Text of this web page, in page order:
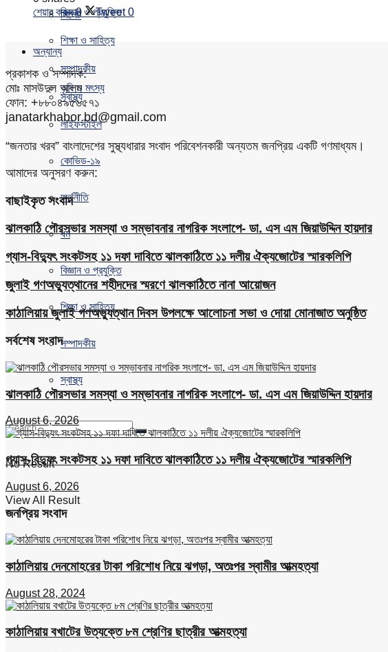
বিজ্ঞান ও প্রযুক্তি
শিক্ষা ও সাহিত্য
সম্পাদকীয়
স্বাস্থ্য
সিলেট
অন্যান্য
কৃষি ও মৎস্য
লাইফস্টাইল
কোভিড-১৯
অর্থনীতি
ধর্ম
বিজ্ঞান ও প্রযুক্তি
শিক্ষা ও সাহিত্য
সম্পাদকীয়
স্বাস্থ্য
No Result
View All Result
শেয়ার করুন 0 Tweet 0
প্রকাশক ও সম্পাদক:
মোঃ মাসউদুল আলম
ফোন: +৮৮০৪৯৫৬৫৭১
janatarkhabor.bd@gmail.com
“জনতার খরব” বাংলাদেশের সুস্থ্যধারার সংবাদ পরিবেশনকারী অন্যতম জনপ্রিয় একটি গণমাধ্যম।
আমাদের অনুসরণ করুন:
বাছাইকৃত সংবাদ
ঝালকাঠি পৌরসভার সমস্যা ও সম্ভাবনার নাগরিক সংলাপে- ডা. এস এম জিয়াউদ্দিন হায়দার
গ্যাস-বিদ্যুৎ সংকটসহ ১১ দফা দাবিতে ঝালকাঠিতে ১১ দলীয় ঐক্যজোটের স্মারকলিপি
জুলাই গণঅভ্যুত্থানের শহীদদের স্মরণে ঝালকাঠিতে নানা আয়োজন
কাঠালিয়ায় জুলাই গণঅভ্যুত্থান দিবস উপলক্ষে আলোচনা সভা ও দোয়া মোনাজাত অনুষ্ঠিত
সর্বশেষ সংবাদ
ঝালকাঠি পৌরসভার সমস্যা ও সম্ভাবনার নাগরিক সংলাপে- ডা. এস এম জিয়াউদ্দিন হায়দার
August 6, 2026
গ্যাস-বিদ্যুৎ সংকটসহ ১১ দফা দাবিতে ঝালকাঠিতে ১১ দলীয় ঐক্যজোটের স্মারকলিপি
August 6, 2026
জনপ্রিয় সংবাদ
কাঠালিয়ায় দেনমোহরের টাকা পরিশোধ নিয়ে ঝগড়া, অতঃপর স্বামীর আত্মহত্যা
August 28, 2024
কাঠালিয়ায় বখাটের উত্যক্তে ৮ম শ্রেণির ছাত্রীর আত্মহত্যা